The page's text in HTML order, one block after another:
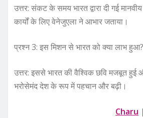
उत्तर: संकट के समय भारत द्वारा दी गई
कार्यों के लिए वेनेजुएला ने आभार जताया।
प्रश्न 3: इस मिशन से भारत को क्या लाभ हुआ?
उत्तर: इससे भारत की वैश्विक छवि मजबूत हुई
भरोसेमंद देश के रूप में पहचान और बढ़ी।
Charu |